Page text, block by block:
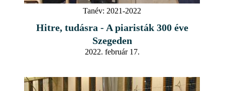
Tanév: 2021-2022
Hitre, tudásra - A piaristák 300 éve
Szegeden
2022. február 17.